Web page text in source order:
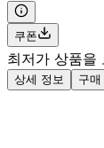
쿠폰
최저가 상품을
상세 정보 구매